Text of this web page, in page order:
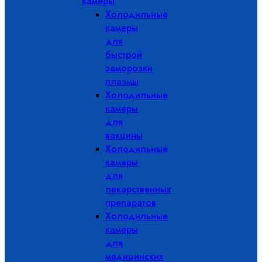
Холодильные
камеры
для
быстрой
заморозки
плазмы
Холодильные
камеры
для
вакцины
Холодильные
камеры
для
лекарственных
препаратов
Холодильные
камеры
для
медицинских